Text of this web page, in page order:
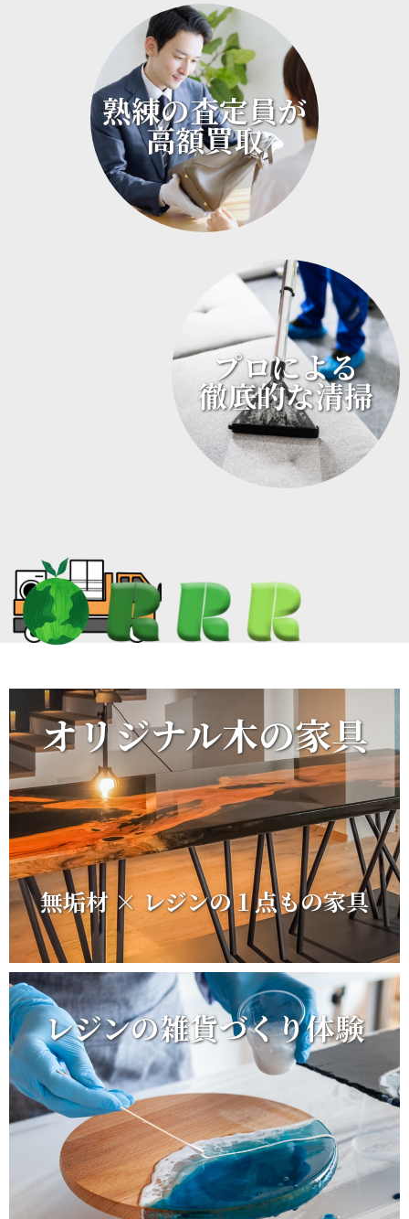
熟練の査定員が
高額買取
プロによる
徹底的な清掃
オリジナル木の家具
無垢材 × レジンの１点もの家具
レジンの雑貨づくり体験